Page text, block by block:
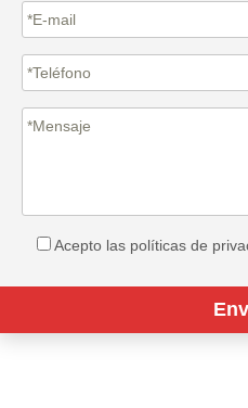
Acepto las políticas de